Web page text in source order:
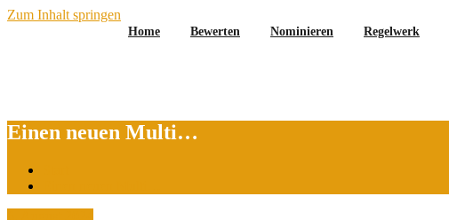
Zum Inhalt springen
Home Bewerten Nominieren Regelwerk
Einen neuen Multi…